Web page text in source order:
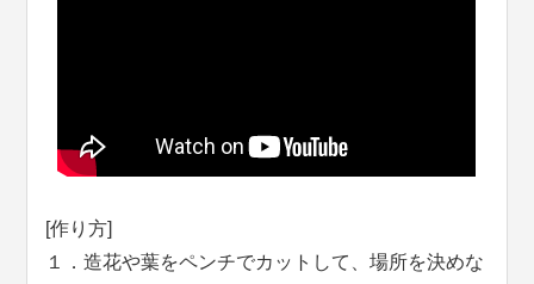
[作り方]
１．造花や葉をペンチでカットして、場所を決めな